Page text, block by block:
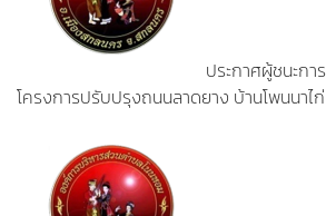
ประกาศผู้ชนะกา
โครงการปรับปรุงถนนลาดยาง บ้านโพนนาไ